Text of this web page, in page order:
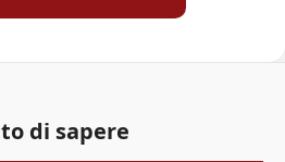
di sapere